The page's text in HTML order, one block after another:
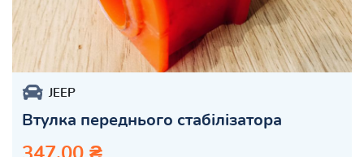
JEEP
Втулка переднього стабілізатора